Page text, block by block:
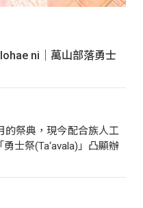
ni｜萬山部落勇士
的祭典，現今配合族人工
士祭(Ta‘avala)」凸顯辦